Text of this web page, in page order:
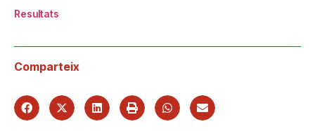
Resultats
Comparteix